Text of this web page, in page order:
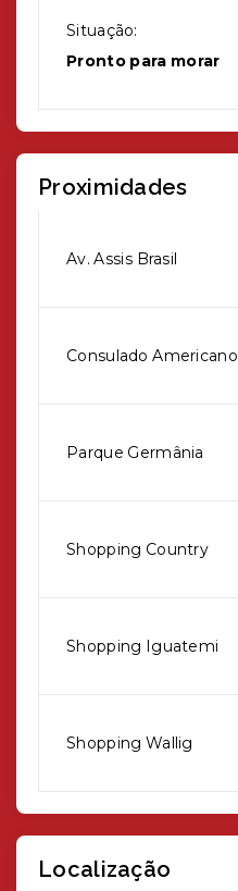
Situação:
Pronto para morar
Proximidades
Av. Assis Brasil
Consulado Americano
Parque Germânia
Shopping Country
Shopping Iguatemi
Shopping Wallig
Localização